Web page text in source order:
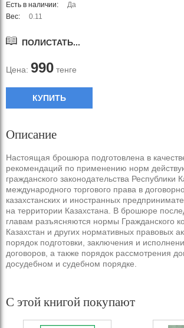
Есть в наличии:
Да
Вес:
0.11
ПОЛИСТАТЬ...
Цена: 990 тенге
КУПИТЬ
Описание
Настоящая брошюра подготовлена в
рекомендаций по применению норм
гражданского законодательства Республики
международного торгового права в
казахстанских и иностранных
на территории Казахстана. В брошюре
главам разъясняются нормы Гражданского
Казахстан и других нормативных правовых
порядок подготовки, заключения и
договоров, а также порядок рассмотрения
досудебном и судебном порядке.
С этой книгой покупают